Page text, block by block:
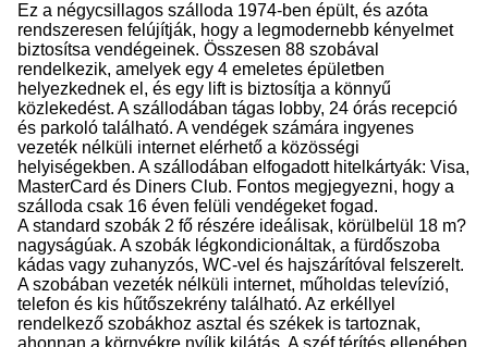
Ez a négycsillagos szálloda 1974-ben épült, és azóta
rendszeresen felújítják, hogy a legmodernebb kényelmet
biztosítsa vendégeinek. Összesen 88 szobával
rendelkezik, amelyek egy 4 emeletes épületben
helyezkednek el, és egy lift is biztosítja a könnyű
közlekedést. A szállodában tágas lobby, 24 órás recepció
és parkoló található. A vendégek számára ingyenes
vezeték nélküli internet elérhető a közösségi
helyiségekben. A szállodában elfogadott hitelkártyák: Visa,
MasterCard és Diners Club. Fontos megjegyezni, hogy a
szálloda csak 16 éven felüli vendégeket fogad.
A standard szobák 2 fő részére ideálisak, körülbelül 18 m?
nagyságúak. A szobák légkondicionáltak, a fürdőszoba
kádas vagy zuhanyzós, WC-vel és hajszárítóval felszerelt.
A szobában vezeték nélküli internet, műholdas televízió,
telefon és kis hűtőszekrény található. Az erkéllyel
rendelkező szobákhoz asztal és székek is tartoznak,